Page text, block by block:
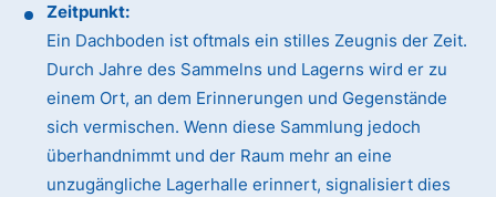
Zeitpunkt:
Ein Dachboden ist oftmals ein stilles Zeugnis der Zeit.
Durch Jahre des Sammelns und Lagerns wird er zu
einem Ort, an dem Erinnerungen und Gegenstände
sich vermischen. Wenn diese Sammlung jedoch
überhandnimmt und der Raum mehr an eine
unzugängliche Lagerhalle erinnert, signalisiert dies